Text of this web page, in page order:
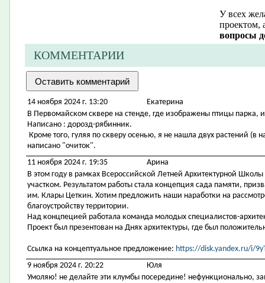
У всех
проектом,
вопросы
КОММЕНТАРИИ
14 ноября 2024 г. 13:20
Екатерина
В Первомайском сквере на стенде, где изображены птицы парка,
Написано : дорозд-рябинник.
Кроме того, гуляя по скверу осенью, я не нашла двух растений (в
написано "очиток".
11 ноября 2024 г. 19:35
Арина
В этом году в рамках Всероссийской Летней Архитектурной
участком. Результатом работы стала концепция сада памяти,
им. Клары Цеткин. Хотим предложить наши наработки на
благоустройству территории.
Над концпецией работала команда молодых специалистов-
Проект был презентован на Днях архитектуры, где был
Ссылка на концептуальное предложение: https://disk.yandex.ru/i/
9 ноября 2024 г. 20:22
Юля
Умоляю! не делайте эти клумбы посередине! нефункционально,